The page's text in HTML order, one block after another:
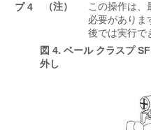
プ 4
（注）
この操作は、
必要がありま
後では実行で
図 4. ベール クラスプ
外し